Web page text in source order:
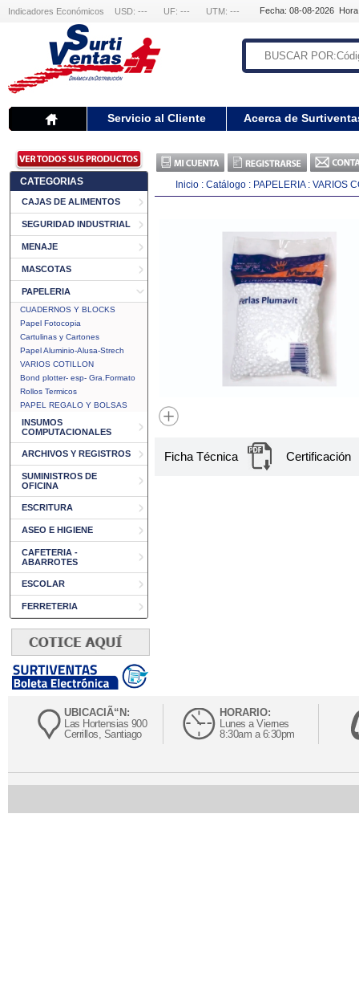
Indicadores Económicos USD: --- UF: --- UTM: --- Fecha: 08-08-2026
Servicio al Cliente Acerca de
CATEGORIAS
CAJAS DE ALIMENTOS
SEGURIDAD INDUSTRIAL
MENAJE
MASCOTAS
PAPELERIA
CUADERNOS Y BLOCKS
Papel Fotocopia
Cartulinas y Cartones
Papel Aluminio-Alusa-Strech
VARIOS COTILLON
Bond plotter- esp- Gra.Formato
Rollos Termicos
PAPEL REGALO Y BOLSAS
INSUMOS
COMPUTACIONALES
ARCHIVOS Y REGISTROS
SUMINISTROS DE
OFICINA
ESCRITURA
ASEO E HIGIENE
CAFETERIA -
ABARROTES
ESCOLAR
FERRETERIA
Inicio : Catálogo : PAPELERIA: VARIOS
Ficha Técnica Certificación
UBICACIÃ“N:
Las Hortensias 900
Cerrillos, Santiago
HORARIO:
Lunes a Viernes
8:30am a 6:30pm